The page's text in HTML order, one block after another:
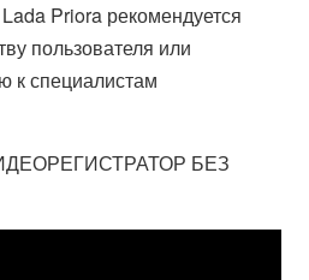
Priora рекомендуется
пользователя или
к специалистам
БЕЗ